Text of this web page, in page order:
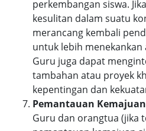
perkembangan siswa.
kesulitan dalam suatu
merancang kembali
untuk lebih
Guru juga dapat
tambahan atau proyek
kepentingan dan
Pemantauan Kemajuan
Guru dan orangtua (jika